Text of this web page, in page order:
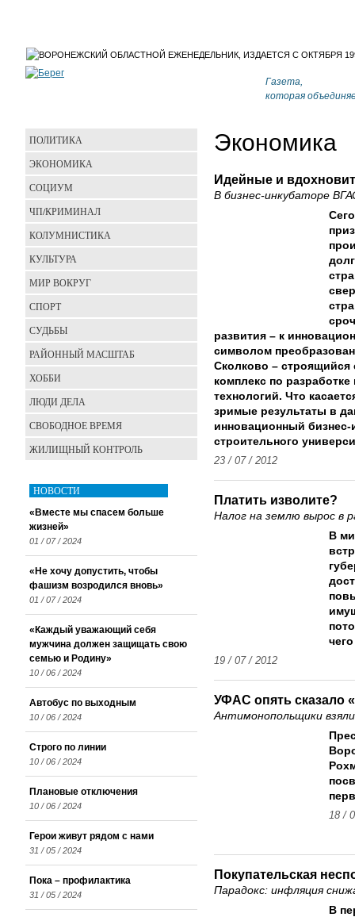
Газета,
которая
Экономика
Идейные и
В бизнес-инкубаторе
развития – к
символом
Сколково – строящийся
комплекс по
технологий. Что
зримые результаты в
инновационный бизнес-
строительного
23 / 07 / 2012
Платить изволите?
Налог на землю вырос в
В
19 / 07 / 2012
УФАС опять сказало
Антимонопольщики
18 /
Покупательская
Парадокс: инфляция
В
ПОЛИТИКА
ЭКОНОМИКА
СОЦИУМ
ЧП/КРИМИНАЛ
КОЛУМНИСТИКА
КУЛЬТУРА
МИР ВОКРУГ
СПОРТ
СУДЬБЫ
РАЙОННЫЙ МАСШТАБ
ХОББИ
ЛЮДИ ДЕЛА
СВОБОДНОЕ ВРЕМЯ
ЖИЛИЩНЫЙ КОНТРОЛЬ
НОВОСТИ
«Вместе мы спасем больше
жизней»
01 / 07 / 2024
«Не хочу допустить, чтобы
фашизм возродился вновь»
01 / 07 / 2024
«Каждый уважающий себя
мужчина должен защищать свою
семью и Родину»
10 / 06 / 2024
Автобус по выходным
10 / 06 / 2024
Строго по линии
10 / 06 / 2024
Плановые отключения
10 / 06 / 2024
Герои живут рядом с нами
31 / 05 / 2024
Пока – профилактика
31 / 05 / 2024